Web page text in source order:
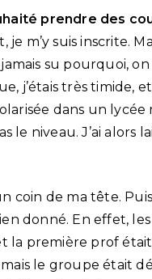
prendre des
m’y suis inscrite.
jamais su pourquoi,
j’étais très timide,
dans un
le niveau. J’ai alors
coin de ma tête.
donné. En effet,
la première prof était
le groupe était